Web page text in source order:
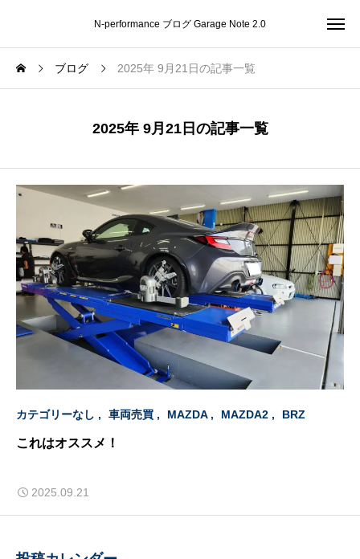
N-performance ブログ Garage Note 2.0
ブログ 2025年 9月21日の記事一覧
2025年 9月21日の記事一覧
カテゴリーなし 車両売買 MAZDA MAZDA2 BRZ
これはオススメ！
2025.09.21